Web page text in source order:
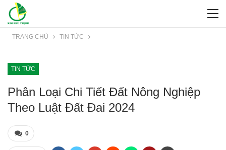
TRANG CHỦ TIN TỨC
TIN TỨC
Phân Loại Chi Tiết Đất Nông Nghiệp
Theo Luật Đất Đai 2024
0